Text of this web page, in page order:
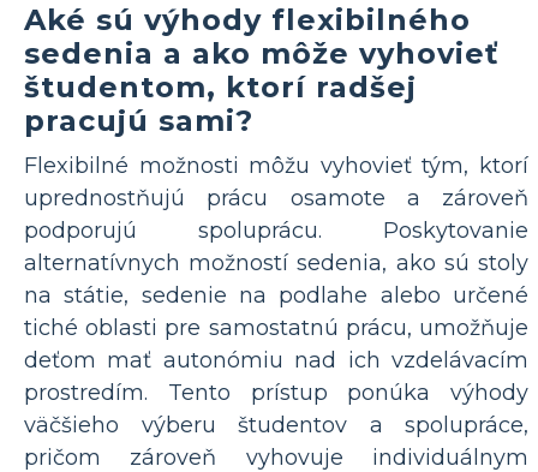
Aké sú výhody flexibilného
sedenia a ako môže vyhovieť
študentom, ktorí radšej
pracujú sami?
Flexibilné možnosti môžu vyhovieť tým, ktorí
uprednostňujú prácu osamote a zároveň
podporujú spoluprácu. Poskytovanie
alternatívnych možností sedenia, ako sú stoly
na státie, sedenie na podlahe alebo určené
tiché oblasti pre samostatnú prácu, umožňuje
deťom mať autonómiu nad ich vzdelávacím
prostredím. Tento prístup ponúka výhody
väčšieho výberu študentov a spolupráce,
pričom zároveň vyhovuje individuálnym